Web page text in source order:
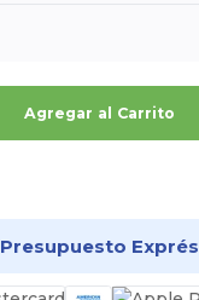
Agregar al Carrito
Presupuesto Exprés